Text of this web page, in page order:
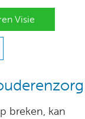
Visie
breken, kan